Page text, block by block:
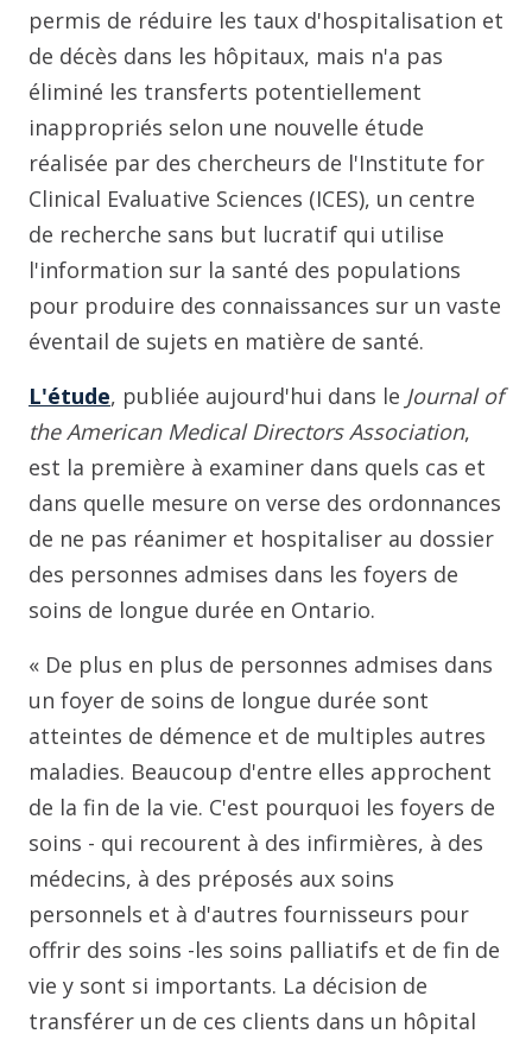
permis de réduire les taux d'hospitalisation et
de décès dans les hôpitaux, mais n'a pas
éliminé les transferts potentiellement
inappropriés selon une nouvelle étude
réalisée par des chercheurs de l'Institute for
Clinical Evaluative Sciences (ICES), un centre
de recherche sans but lucratif qui utilise
l'information sur la santé des populations
pour produire des connaissances sur un vaste
éventail de sujets en matière de santé.
L'étude, publiée aujourd'hui dans le Journal of
the American Medical Directors Association,
est la première à examiner dans quels cas et
dans quelle mesure on verse des ordonnances
de ne pas réanimer et hospitaliser au dossier
des personnes admises dans les foyers de
soins de longue durée en Ontario.
« De plus en plus de personnes admises dans
un foyer de soins de longue durée sont
atteintes de démence et de multiples autres
maladies. Beaucoup d'entre elles approchent
de la fin de la vie. C'est pourquoi les foyers de
soins - qui recourent à des infirmières, à des
médecins, à des préposés aux soins
personnels et à d'autres fournisseurs pour
offrir des soins -les soins palliatifs et de fin de
vie y sont si importants. La décision de
transférer un de ces clients dans un hôpital